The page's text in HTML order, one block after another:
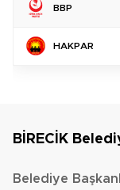
BBP
HAKPAR
BİRECİK
Belediye